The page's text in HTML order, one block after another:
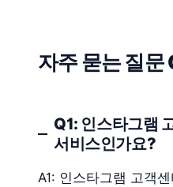
자주 묻는 질문
Q1: 인스타그램
서비스인가요?
A1: 인스타그램 고객